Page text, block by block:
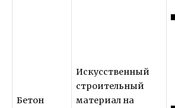
Бетон
Искусственный
строительный
материал на